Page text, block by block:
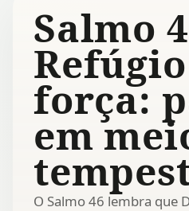
Salmo
força:
em
O Salmo 46 lembra que